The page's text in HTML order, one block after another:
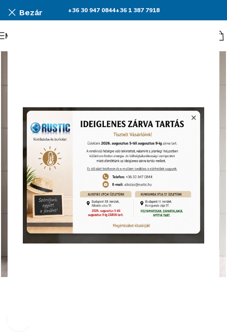
Bezár +36 30 947 0844+36 1 387 7918
Menü